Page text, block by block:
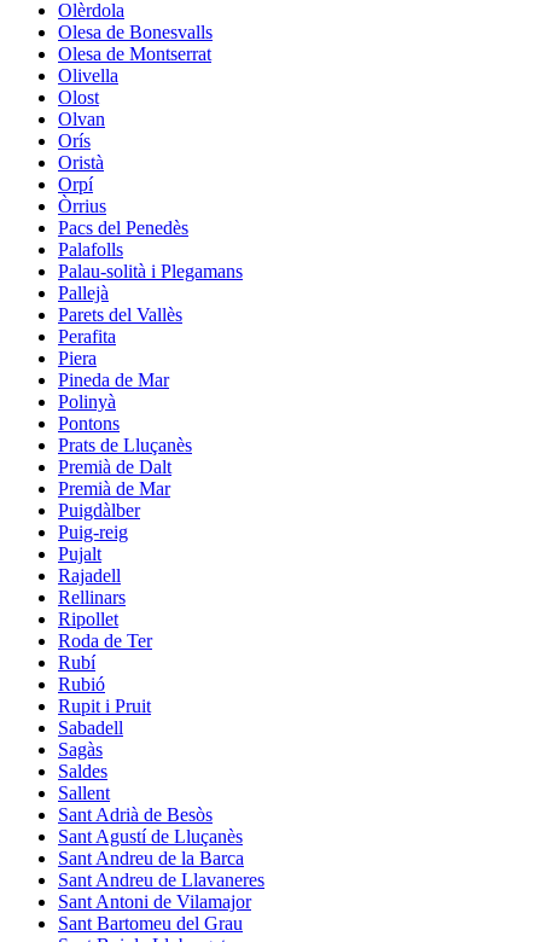
Olèrdola
Olesa de Bonesvalls
Olesa de Montserrat
Olivella
Olost
Olvan
Orís
Oristà
Orpí
Òrrius
Pacs del Penedès
Palafolls
Palau-solità i Plegamans
Pallejà
Parets del Vallès
Perafita
Piera
Pineda de Mar
Polinyà
Pontons
Prats de Lluçanès
Premià de Dalt
Premià de Mar
Puigdàlber
Puig-reig
Pujalt
Rajadell
Rellinars
Ripollet
Roda de Ter
Rubí
Rubió
Rupit i Pruit
Sabadell
Sagàs
Saldes
Sallent
Sant Adrià de Besòs
Sant Agustí de Lluçanès
Sant Andreu de la Barca
Sant Andreu de Llavaneres
Sant Antoni de Vilamajor
Sant Bartomeu del Grau